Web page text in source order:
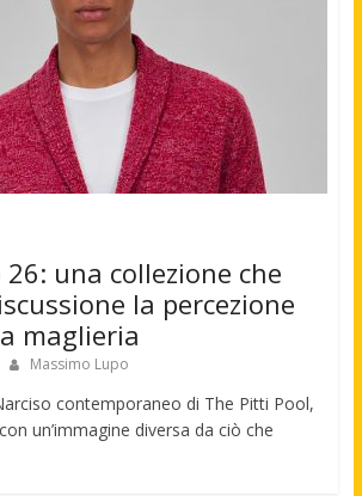
una collezione che
la percezione
maglieria
Massimo Lupo
contemporaneo di The Pitti Pool,
un’immagine diversa da ciò che